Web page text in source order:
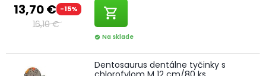
13,70 € -15%
16,10 €
shopping_cart
check_circle Na sklade
Dentosaurus dentálne tyčinky s